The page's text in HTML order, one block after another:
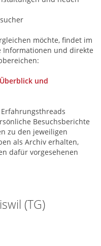
möchte, findet im
und direkte
und
Besuchsberichte
zu den jeweiligen
als Archiv erhalten,
dafür vorgesehenen
(TG)